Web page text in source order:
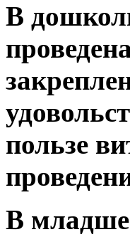
В
пользе
В